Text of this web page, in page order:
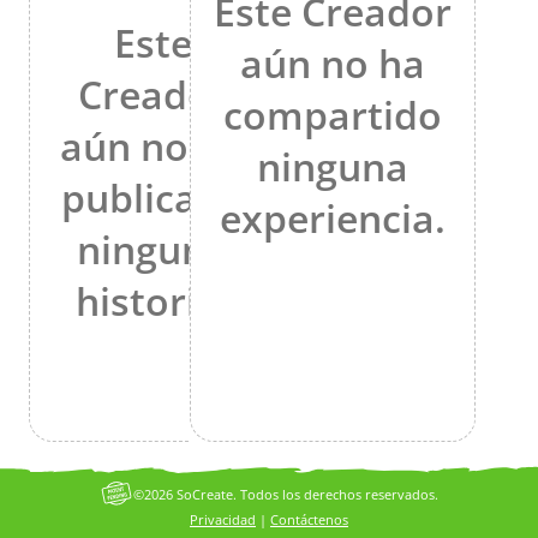
Este
Creador
aún no ha
publicado
ninguna
historia.
Este Creador
aún no ha
compartido
ninguna
experiencia.
Privacidad | Contáctenos
©2026 SoCreate. Todos los derechos reservados.